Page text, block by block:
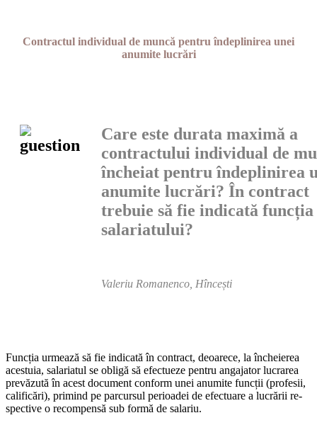
Contractul individual de muncă pentru îndeplinirea unei
anumite lucrări
Care este durata maximă a
contractului individual de
încheiat pentru îndeplinirea
anumite lu­crări? În contract
trebuie să fie indicată funcția
salari­atului?
Valeriu Romanenco, Hîncești
Funcția urmează să fie indicată în contract, deoarece, la încheierea
acestuia, salariatul se obligă să efectueze pentru angajator lucrarea
prevăzută în acest document conform unei anumite funcții (profesii,
calificări), primind pe parcursul perioadei de efectuare a lucrării re­
spective o recompensă sub formă de salariu.